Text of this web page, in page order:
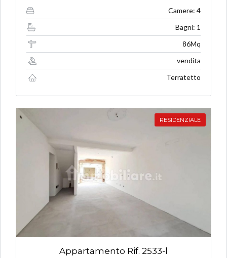
Camere: 4
Bagni: 1
86Mq
vendita
Terratetto
RESIDENZIALE
Appartamento Rif. 2533-l